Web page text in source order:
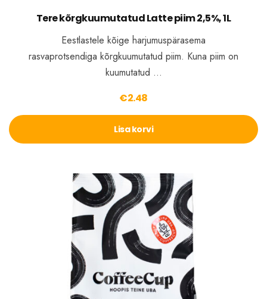
Tere kõrgkuumutatud Latte piim 2,5%, 1L
Eestlastele kõige harjumuspärasema
rasvaprotsendiga kõrgkuumutatud piim. Kuna piim on
kuumutatud …
€2.48
Lisa korvi